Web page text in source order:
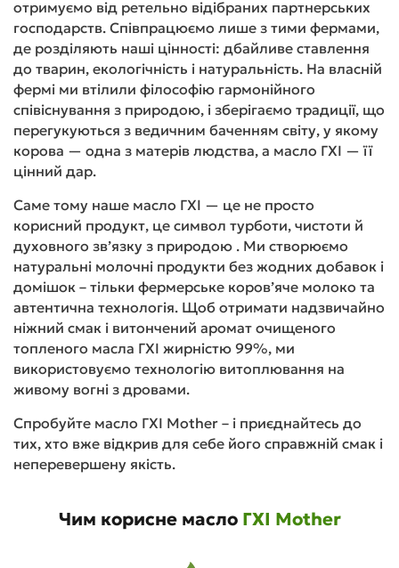
отримуємо від ретельно відібраних партнерських
господарств. Співпрацюємо лише з тими фермами,
де розділяють наші цінності: дбайливе ставлення
до тварин, екологічність і натуральність. На власній
фермі ми втілили філософію гармонійного
співіснування з природою, і зберігаємо традиції, що
перегукуються з ведичним баченням світу, у якому
корова — одна з матерів людства, а масло ГХІ — її
цінний дар.
Саме тому наше масло ГХІ — це не просто
корисний продукт, це символ турботи, чистоти й
духовного зв’язку з природою . Ми створюємо
натуральні молочні продукти без жодних добавок і
домішок – тільки фермерське коров’яче молоко та
автентична технологія. Щоб отримати надзвичайно
ніжний смак і витончений аромат очищеного
топленого масла ГХІ жирністю 99%, ми
використовуємо технологію витоплювання на
живому вогні з дровами.
Спробуйте масло ГХІ Mother – і приєднайтесь до
тих, хто вже відкрив для себе його справжній смак і
неперевершену якість.
Чим корисне масло ГХІ Mother